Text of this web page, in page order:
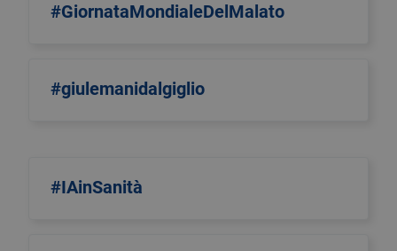
#GiornataMondialeDelMalato
#giulemanidalgiglio
#IAinSanità